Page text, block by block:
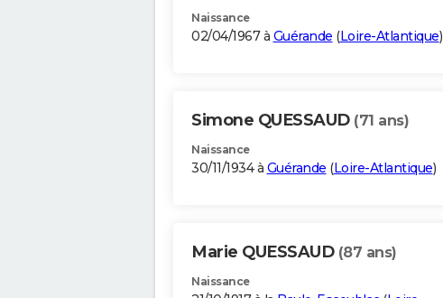
Naissance
02/04/1967 à Guérande (Loire-Atlantique)
Simone QUESSAUD (71 ans)
Naissance
30/11/1934 à Guérande (Loire-Atlantique)
Marie QUESSAUD (87 ans)
Naissance